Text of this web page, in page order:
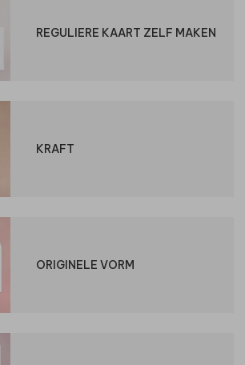
REGULIERE KAART ZELF MAKEN
KRAFT
ORIGINELE VORM